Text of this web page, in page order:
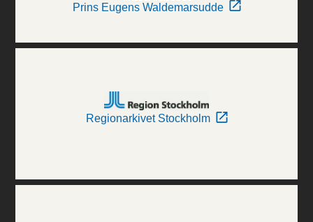
Prins Eugens Waldemarsudde
Regionarkivet Stockholm